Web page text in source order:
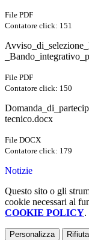
File PDF
Contatore click: 151
File PDF
Contatore click: 150
tecnico.docx
File DOCX
Contatore click: 179
Notizie
Questo sito o gli
cookie necessari al
COOKIE POLICY.
Personalizza